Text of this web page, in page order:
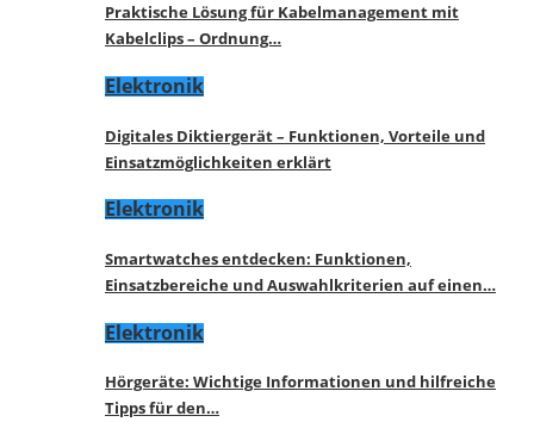
Praktische Lösung für Kabelmanagement mit
Kabelclips – Ordnung…
Elektronik
Digitales Diktiergerät – Funktionen, Vorteile und
Einsatzmöglichkeiten erklärt
Elektronik
Smartwatches entdecken: Funktionen,
Einsatzbereiche und Auswahlkriterien auf einen…
Elektronik
Hörgeräte: Wichtige Informationen und hilfreiche
Tipps für den…